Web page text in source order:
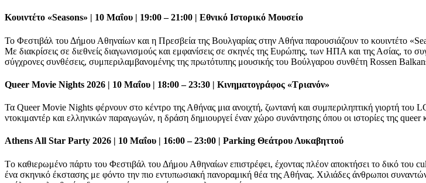
Κουιντέτο «Seasons» | 10 Μαΐου | 19:00 – 21:00 | Εθνικό Ιστορικό Μουσείο
Το Φεστιβάλ του Δήμου Αθηναίων και η Πρεσβεία της Βουλγαρίας στην Αθήνα παρουσιάζουν το κουιντέτο
Με διακρίσεις σε διεθνείς διαγωνισμούς και εμφανίσεις σε σκηνές της Ευρώπης, των ΗΠΑ και της Ασίας, το
σύγχρονες συνθέσεις, συμπεριλαμβανομένης της πρωτότυπης μουσικής του Βούλγαρου συνθέτη Rossen
Queer Movie Nights 2026 | 10 Μαΐου | 18:00 – 23:30 | Κινηματογράφος «Τριανόν»
Τα Queer Movie Nights φέρνουν στο κέντρο της Αθήνας μια ανοιχτή, ζωντανή και συμπεριληπτική γιορτή
ντοκιμαντέρ και ελληνικών παραγωγών, η δράση δημιουργεί έναν χώρο συνάντησης όπου οι ιστορίες της queer
Athens All Star Party 2026 | 10 Μαΐου | 16:00 – 23:00 | Parking Θεάτρου Λυκαβηττού
Tο καθιερωμένο πάρτυ του Φεστιβάλ του Δήμου Αθηναίων επιστρέφει, έχοντας πλέον αποκτήσει το δικό του
ένα σκηνικό έκστασης με φόντο την πιο εντυπωσιακή πανοραμική θέα της Αθήνας. Χιλιάδες άνθρωποι